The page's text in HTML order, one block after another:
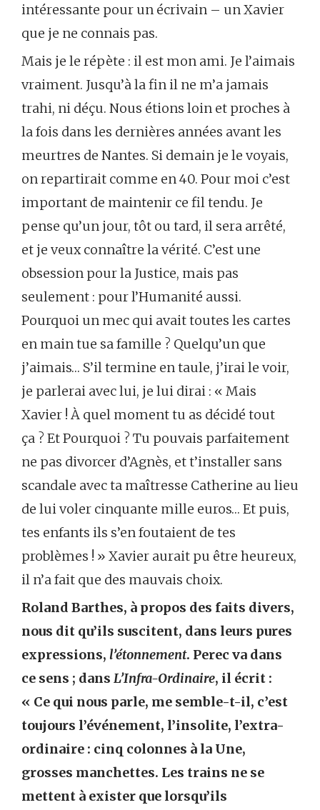
intéressante pour un écrivain – un Xavier
que je ne connais pas.
Mais je le répète : il est mon ami. Je l’aimais
vraiment. Jusqu’à la fin il ne m’a jamais
trahi, ni déçu. Nous étions loin et proches à
la fois dans les dernières années avant les
meurtres de Nantes. Si demain je le voyais,
on repartirait comme en 40. Pour moi c’est
important de maintenir ce fil tendu. Je
pense qu’un jour, tôt ou tard, il sera arrêté,
et je veux connaître la vérité. C’est une
obsession pour la Justice, mais pas
seulement : pour l’Humanité aussi.
Pourquoi un mec qui avait toutes les cartes
en main tue sa famille ? Quelqu’un que
j’aimais… S’il termine en taule, j’irai le voir,
je parlerai avec lui, je lui dirai : « Mais
Xavier ! À quel moment tu as décidé tout
ça ? Et Pourquoi ? Tu pouvais parfaitement
ne pas divorcer d’Agnès, et t’installer sans
scandale avec ta maîtresse Catherine au lieu
de lui voler cinquante mille euros… Et puis,
tes enfants ils s’en foutaient de tes
problèmes ! » Xavier aurait pu être heureux,
il n’a fait que des mauvais choix.
Roland Barthes, à propos des faits divers,
nous dit qu’ils suscitent, dans leurs pures
expressions, l’étonnement. Perec va dans
ce sens ; dans L’Infra-Ordinaire, il écrit :
« Ce qui nous parle, me semble-t-il, c’est
toujours l’événement, l’insolite, l’extra-
ordinaire : cinq colonnes à la Une,
grosses manchettes. Les trains ne se
mettent à exister que lorsqu’ils